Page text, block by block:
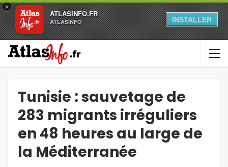
×
ATLASINFO.FR
ATLASINFO INSTALLER
Tunisie : sauvetage de
283 migrants irréguliers
en 48 heures au large de
la Méditerranée